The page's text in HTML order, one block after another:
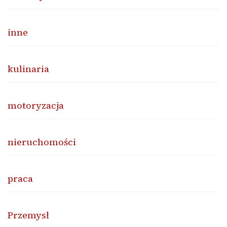
inne
kulinaria
motoryzacja
nieruchomości
praca
Przemysł